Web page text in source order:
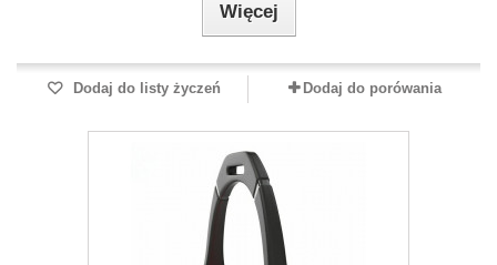
Więcej
Dodaj do listy życzeń Dodaj do porówania